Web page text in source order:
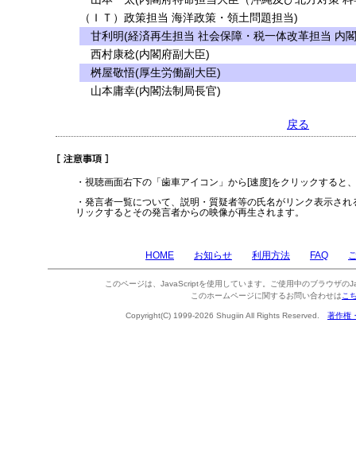
（ＩＴ）政策担当 海洋政策・領土問題担当)
甘利明(経済再生担当 社会保障・税一体改革担当 内
西村康稔(内閣府副大臣)
桝屋敬悟(厚生労働副大臣)
山本庸幸(内閣法制局長官)
戻る
・視聴画面右下の「歯車アイコン」から[速度]をクリックすると
・発言者一覧について、説明・質疑者等の氏名がリンク表示さ
リックするとその発言者からの映像が再生されます。
HOME お知らせ 利用方法 FAQ
このページは、JavaScriptを使用しています。ご使用中のブラウザの
このホームページに関するお問い合わせは こ
Copyright(C) 1999-2026 Shugiin All Rights Reserved. 著作権